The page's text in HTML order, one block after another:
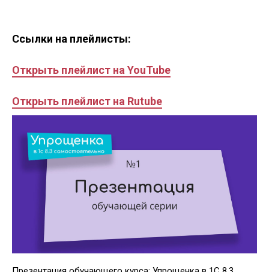
Ссылки на плейлисты:
Открыть плейлист на YouTube
Открыть плейлист на Rutube